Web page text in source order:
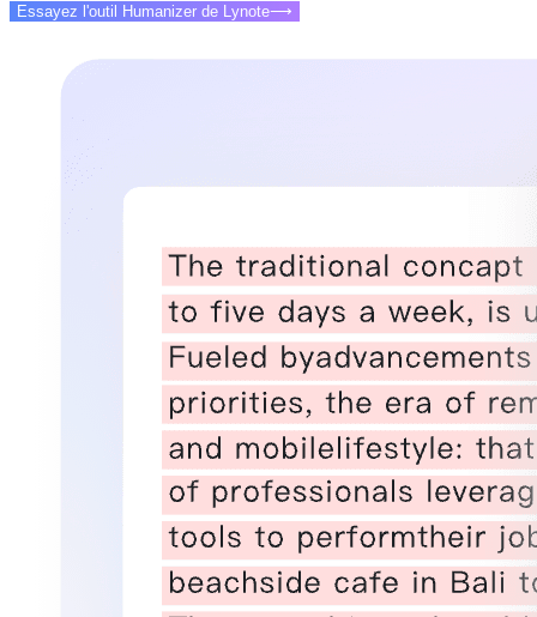
Essayez l'outil Humanizer de Lynote⟶